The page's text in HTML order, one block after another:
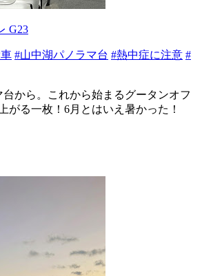
G23
#山中湖パノラマ台 #熱中症に注意 #
から。これから始まるグータンオフ
がる一枚！6月とはいえ暑かった！